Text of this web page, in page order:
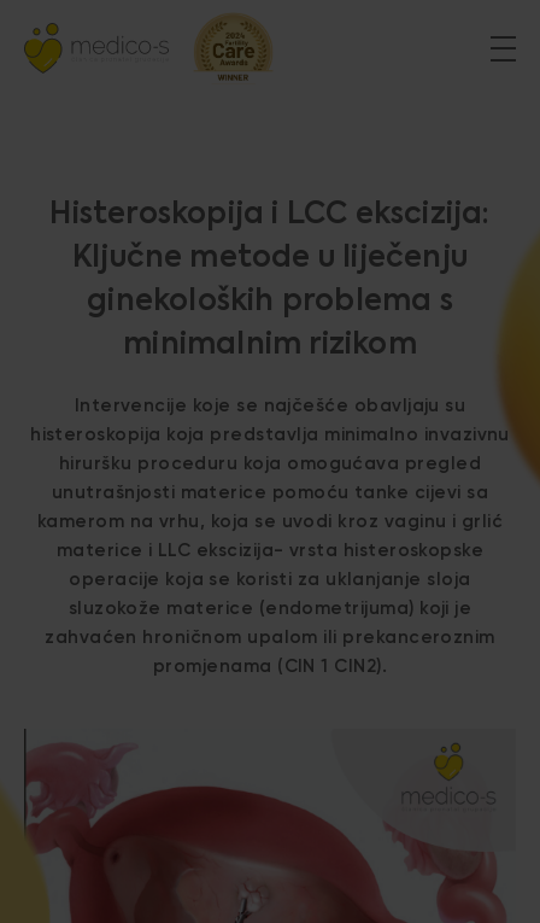
Histeroskopija i LCC ekscizija:
Ključne metode u liječenju
ginekoloških problema s
minimalnim rizikom
Intervencije koje se najčešće obavljaju su
histeroskopija koja predstavlja minimalno invazivnu
hiruršku proceduru koja omogućava pregled
unutrašnjosti materice pomoću tanke cijevi sa
kamerom na vrhu, koja se uvodi kroz vaginu i grlić
materice i LLC ekscizija- vrsta histeroskopske
operacije koja se koristi za uklanjanje sloja
sluzokože materice (endometrijuma) koji je
zahvaćen hroničnom upalom ili prekanceroznim
promjenama (CIN 1 CIN2).